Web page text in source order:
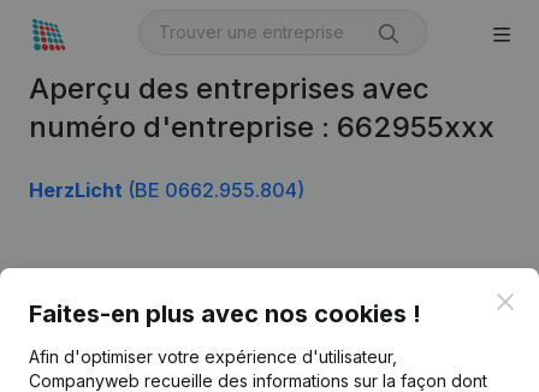
Aperçu des entreprises avec
numéro d'entreprise : 662955xxx
HerzLicht (BE 0662.955.804)
Faites-en plus avec nos cookies !
Afin d'optimiser votre expérience d'utilisateur,
Companyweb recueille des informations sur la façon dont
Français
Informations d’entreprise
Monitoring